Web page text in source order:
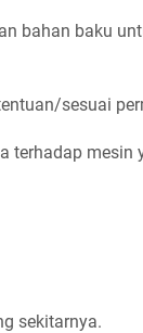
bahan baku
sesuai
terhadap mesin
sekitarnya.